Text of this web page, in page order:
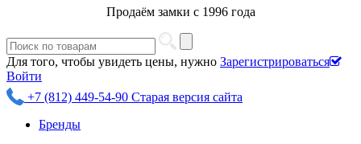
Продаём замки с 1996 года
Для того, чтобы увидеть цены, нужно Зарегистрироваться
Войти
+7 (812) 449-54-90 Старая версия сайта
Бренды